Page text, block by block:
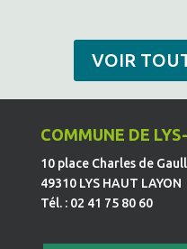
VOIR
COMMUNE DE
10 place Charles de
49310 LYS HAUT LAYON
Tél. : 02 41 75 80 60